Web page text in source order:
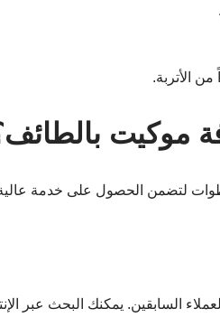
الأتربة.
موكيت
لتضمن الحصول على خدمة
السابقين. يمكنك البحث عبر